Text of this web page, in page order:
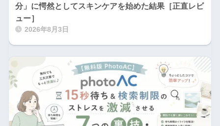
分」に愕然としてスキンケアを始めた結果［正直レビ
ュー］
2026年8月3日